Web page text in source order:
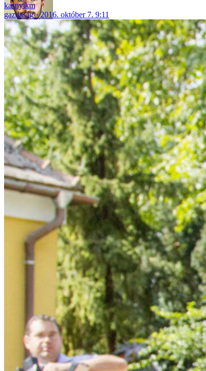
kasnyikm
gazdaság
2016. október 7. 9:11